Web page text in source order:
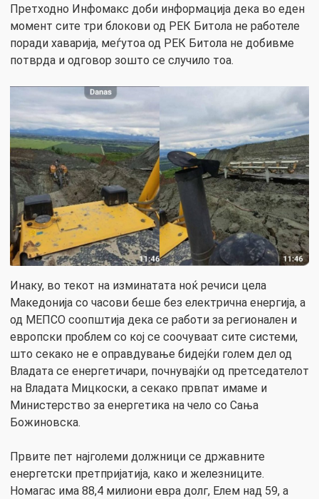
Претходно Инфомакс доби информација дека во еден
момент сите три блокови од РЕК Битола не работеле
поради хаварија, меѓутоа од РЕК Битола не добивме
потврда и одговор зошто се случило тоа.
Инаку, во текот на изминатата ноќ речиси цела
Македонија со часови беше без електрична енергија, а
од МЕПСО соопштија дека се работи за регионален и
европски проблем со кој се соочуваат сите системи,
што секако не е оправдување бидејќи голем дел од
Владата се енергетичари, почнувајќи од претседателот
на Владата Мицкоски, а секако првпат имаме и
Министерство за енергетика на чело со Сања
Божиновска.
Првите пет најголеми должници се државните
енергетски претпријатија, како и железниците.
Номагас има 88,4 милиони евра долг, Елем над 59, а